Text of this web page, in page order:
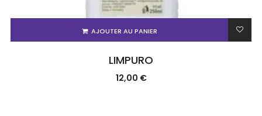
AJOUTER AU PANIER
LIMPURO
12,00 €